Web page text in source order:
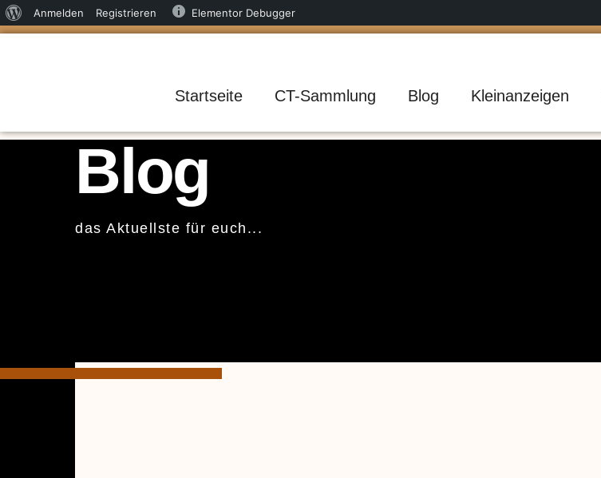
Über
WordPress
Anmelden Registrieren Elementor Debugger
Zum
Startseite CT-Sammlung Blog Kleinanzeigen
Blog
das Aktuellste für euch...